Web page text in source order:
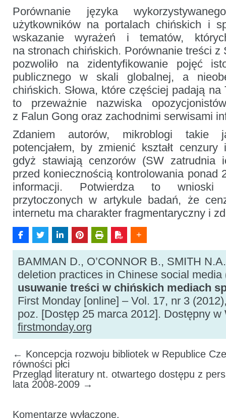
Porównanie języka
użytkowników na portalach chińskich i
wskazanie wyrażeń i tematów,
na stronach chińskich. Porównanie treści z
pozwoliło na zidentyfikowanie pojęć
publicznego w skali globalnej, a
chińskich. Słowa, które częściej padają
to przeważnie nazwiska
z Falun Gong oraz zachodnimi serwisami
Zdaniem autorów, mikroblogi takie
potencjałem, by zmienić kształt
gdyż stawiają cenzorów (SW zatrudnia
przed koniecznością kontrolowania ponad
informacji. Potwierdza to wnioski
przytoczonych w artykule badań, że
internetu ma charakter fragmentaryczny i
BAMMAN D., O’CONNOR B., SMITH
deletion practices in Chinese social media
usuwanie treści w chińskich mediach
First Monday [online] – Vol. 17, nr 3
poz. [Dostęp 25 marca 2012]. Dostępny
firstmonday.org
← Koncepcja rozwoju bibliotek w Republice
równości płci
Przegląd literatury nt. otwartego dostępu z
lata 2008-2009 →
Komentarze wyłączone.